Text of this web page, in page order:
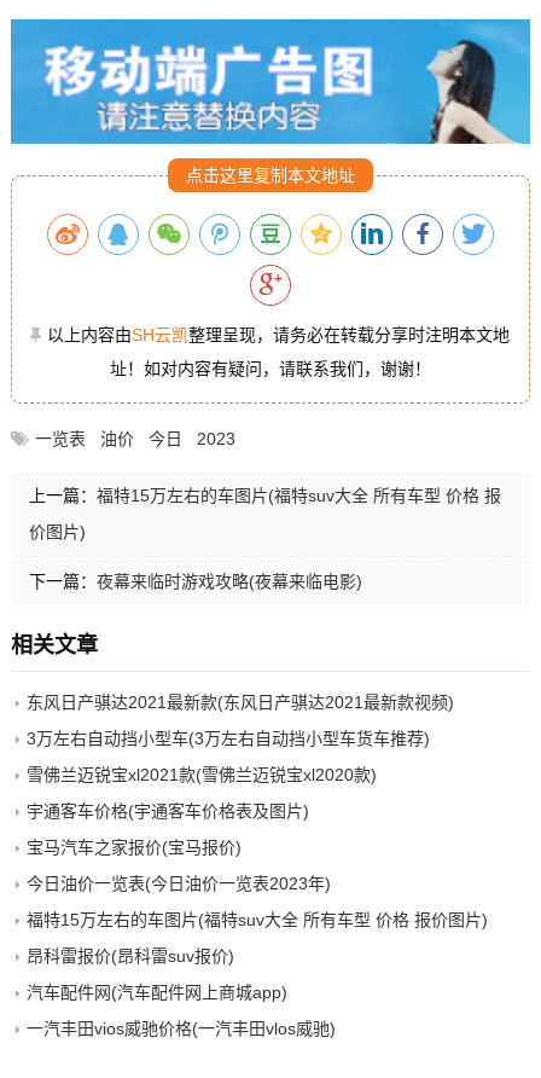
点击这里复制本文地址
以上内容由SH云凯整理呈现，请务必在转载分享时注明本文地
址！如对内容有疑问，请联系我们，谢谢！
一览表 油价 今日 2023
上一篇： 福特15万左右的车图片(福特suv大全 所有车型 价格 报
价图片)
下一篇： 夜幕来临时游戏攻略(夜幕来临电影)
相关文章
东风日产骐达2021最新款(东风日产骐达2021最新款视频)
3万左右自动挡小型车(3万左右自动挡小型车货车推荐)
雪佛兰迈锐宝xl2021款(雪佛兰迈锐宝xl2020款)
宇通客车价格(宇通客车价格表及图片)
宝马汽车之家报价(宝马报价)
今日油价一览表(今日油价一览表2023年)
福特15万左右的车图片(福特suv大全 所有车型 价格 报价图片)
昂科雷报价(昂科雷suv报价)
汽车配件网(汽车配件网上商城app)
一汽丰田vios威驰价格(一汽丰田vlos威驰)